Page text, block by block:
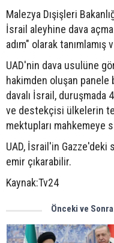
Malezya Dışişleri
İsrail aleyhine dava
adım" olarak
UAD'nin dava usulüne
hakimden oluşan panele
davalı İsrail, duruşmada
ve destekçisi ülkelerin
mektupları mahkemeye
UAD, İsrail'in Gazze'deki
emir çıkarabilir.
Kaynak:Tv24
Önceki ve